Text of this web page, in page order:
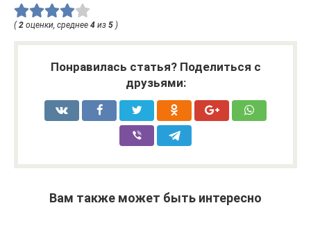
( 2 оценки, среднее 4 из 5 )
Понравилась статья? Поделиться с
друзьями:
Вам также может быть интересно